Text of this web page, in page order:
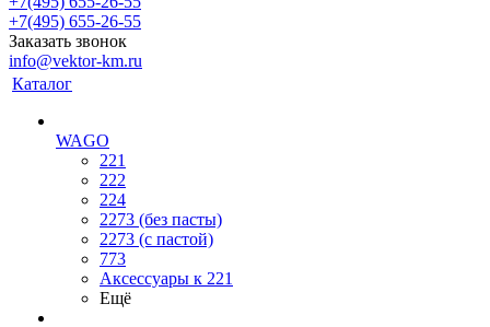
+7(495) 655-26-55
Заказать звонок
info@vektor-km.ru
Каталог
WAGO
221
222
224
2273 (без пасты)
2273 (с пастой)
773
Аксессуары к 221
Ещё